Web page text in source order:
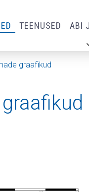
TEENUSED ABI
graafikud